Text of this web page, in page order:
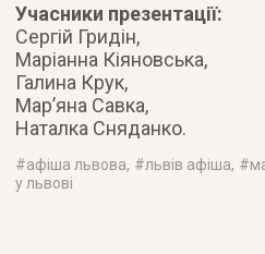
Учасники презентації:
Сергій Гридін,
Маріанна Кіяновська,
Галина Крук,
Мар’яна Савка,
Наталка Сняданко.
#афіша львова, #львів афіша, #
у львові